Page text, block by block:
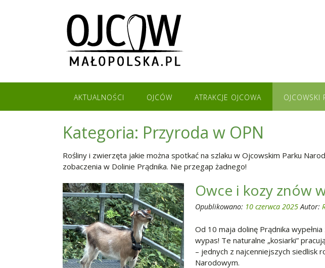
AKTUALNOŚCI OJCÓW ATRAKCJE OJCOWA OJCOWSKI
Kategoria: Przyroda w OPN
Rośliny i zwierzęta jakie można spotkać na szlaku w Ojcowskim Parku
zobaczenia w Dolinie Prądnika. Nie przegap żadnego!
Owce i kozy znów
Opublikowano: 10 czerwca 2025Autor:
Od 10 maja dolinę Prądnika
wypas! Te naturalne „kosiarki”
– jednych z najcenniejszych siedlisk
Narodowym.